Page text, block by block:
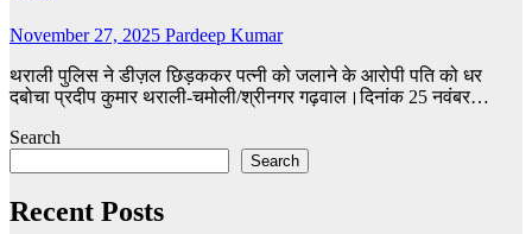
November 27, 2025 Pardeep Kumar
थराली पुलिस ने डीज़ल छिड़ककर पत्नी को जलाने के आरोपी पति को धर
दबोचा प्रदीप कुमार थराली-चमोली/श्रीनगर गढ़वाल।दिनांक 25 नवंबर…
Search
Search
Recent Posts